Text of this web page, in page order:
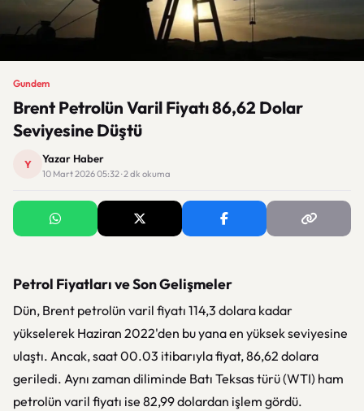
Gundem
Brent Petrolün Varil Fiyatı 86,62 Dolar
Seviyesine Düştü
Y Yazar Haber
10 Mart 2026 05:32 · 2 dk okuma
Petrol Fiyatları ve Son Gelişmeler
Dün, Brent petrolün varil fiyatı 114,3 dolara kadar
yükselerek Haziran 2022'den bu yana en yüksek seviyesine
ulaştı. Ancak, saat 00.03 itibarıyla fiyat, 86,62 dolara
geriledi. Aynı zaman diliminde Batı Teksas türü (WTI) ham
petrolün varil fiyatı ise 82,99 dolardan işlem gördü.